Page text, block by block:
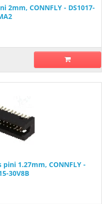
2mm, CONNFLY - DS1017-
1.27mm, CONNFLY -
30V8B